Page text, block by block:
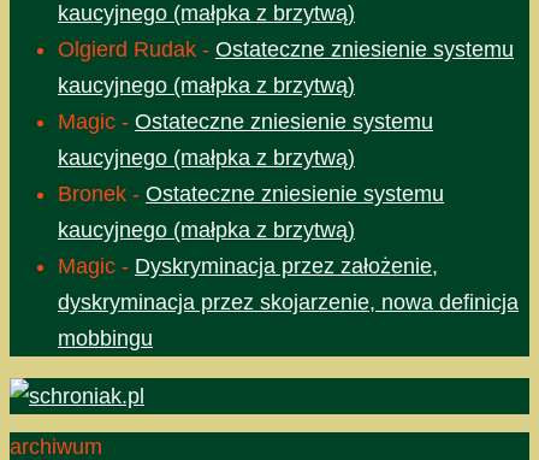
kaucyjnego (małpka z brzytwą)
Olgierd Rudak - Ostateczne zniesienie systemu
kaucyjnego (małpka z brzytwą)
Magic - Ostateczne zniesienie systemu
kaucyjnego (małpka z brzytwą)
Bronek - Ostateczne zniesienie systemu
kaucyjnego (małpka z brzytwą)
Magic - Dyskryminacja przez założenie,
dyskryminacja przez skojarzenie, nowa definicja
mobbingu
archiwum